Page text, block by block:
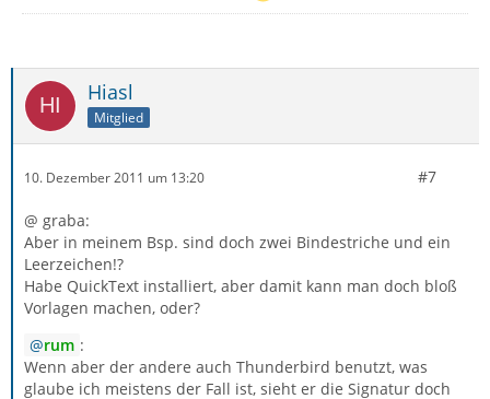
Hiasl
Mitglied
10. Dezember 2011 um 13:20 #7
@ graba:
Aber in meinem Bsp. sind doch zwei Bindestriche und ein
Leerzeichen!?
Habe QuickText installiert, aber damit kann man doch bloß
Vorlagen machen, oder?
rum :
Wenn aber der andere auch Thunderbird benutzt, was
glaube ich meistens der Fall ist, sieht er die Signatur doch